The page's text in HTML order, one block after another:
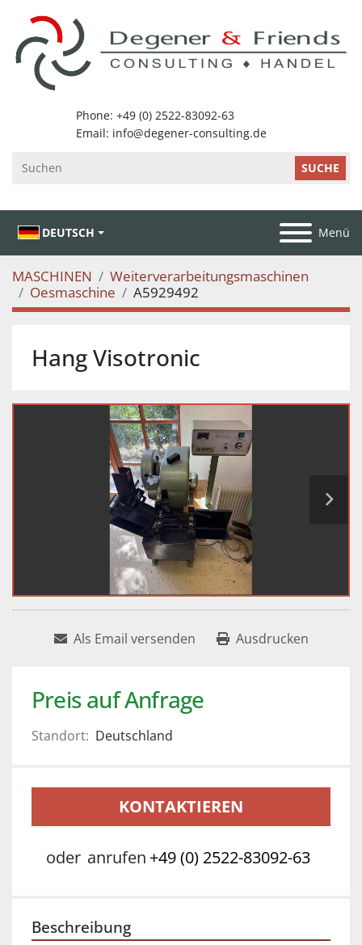
SUCHE
DEUTSCH Menü
MASCHINEN
Weiterverarbeitungsmaschinen
Oesmaschine
A5929492
Hang Visotronic
Als Email versenden Ausdrucken
Preis auf Anfrage
Standort: Deutschland
KONTAKTIEREN
oder anrufen +49 (0) 2522-83092-63
Beschreibung